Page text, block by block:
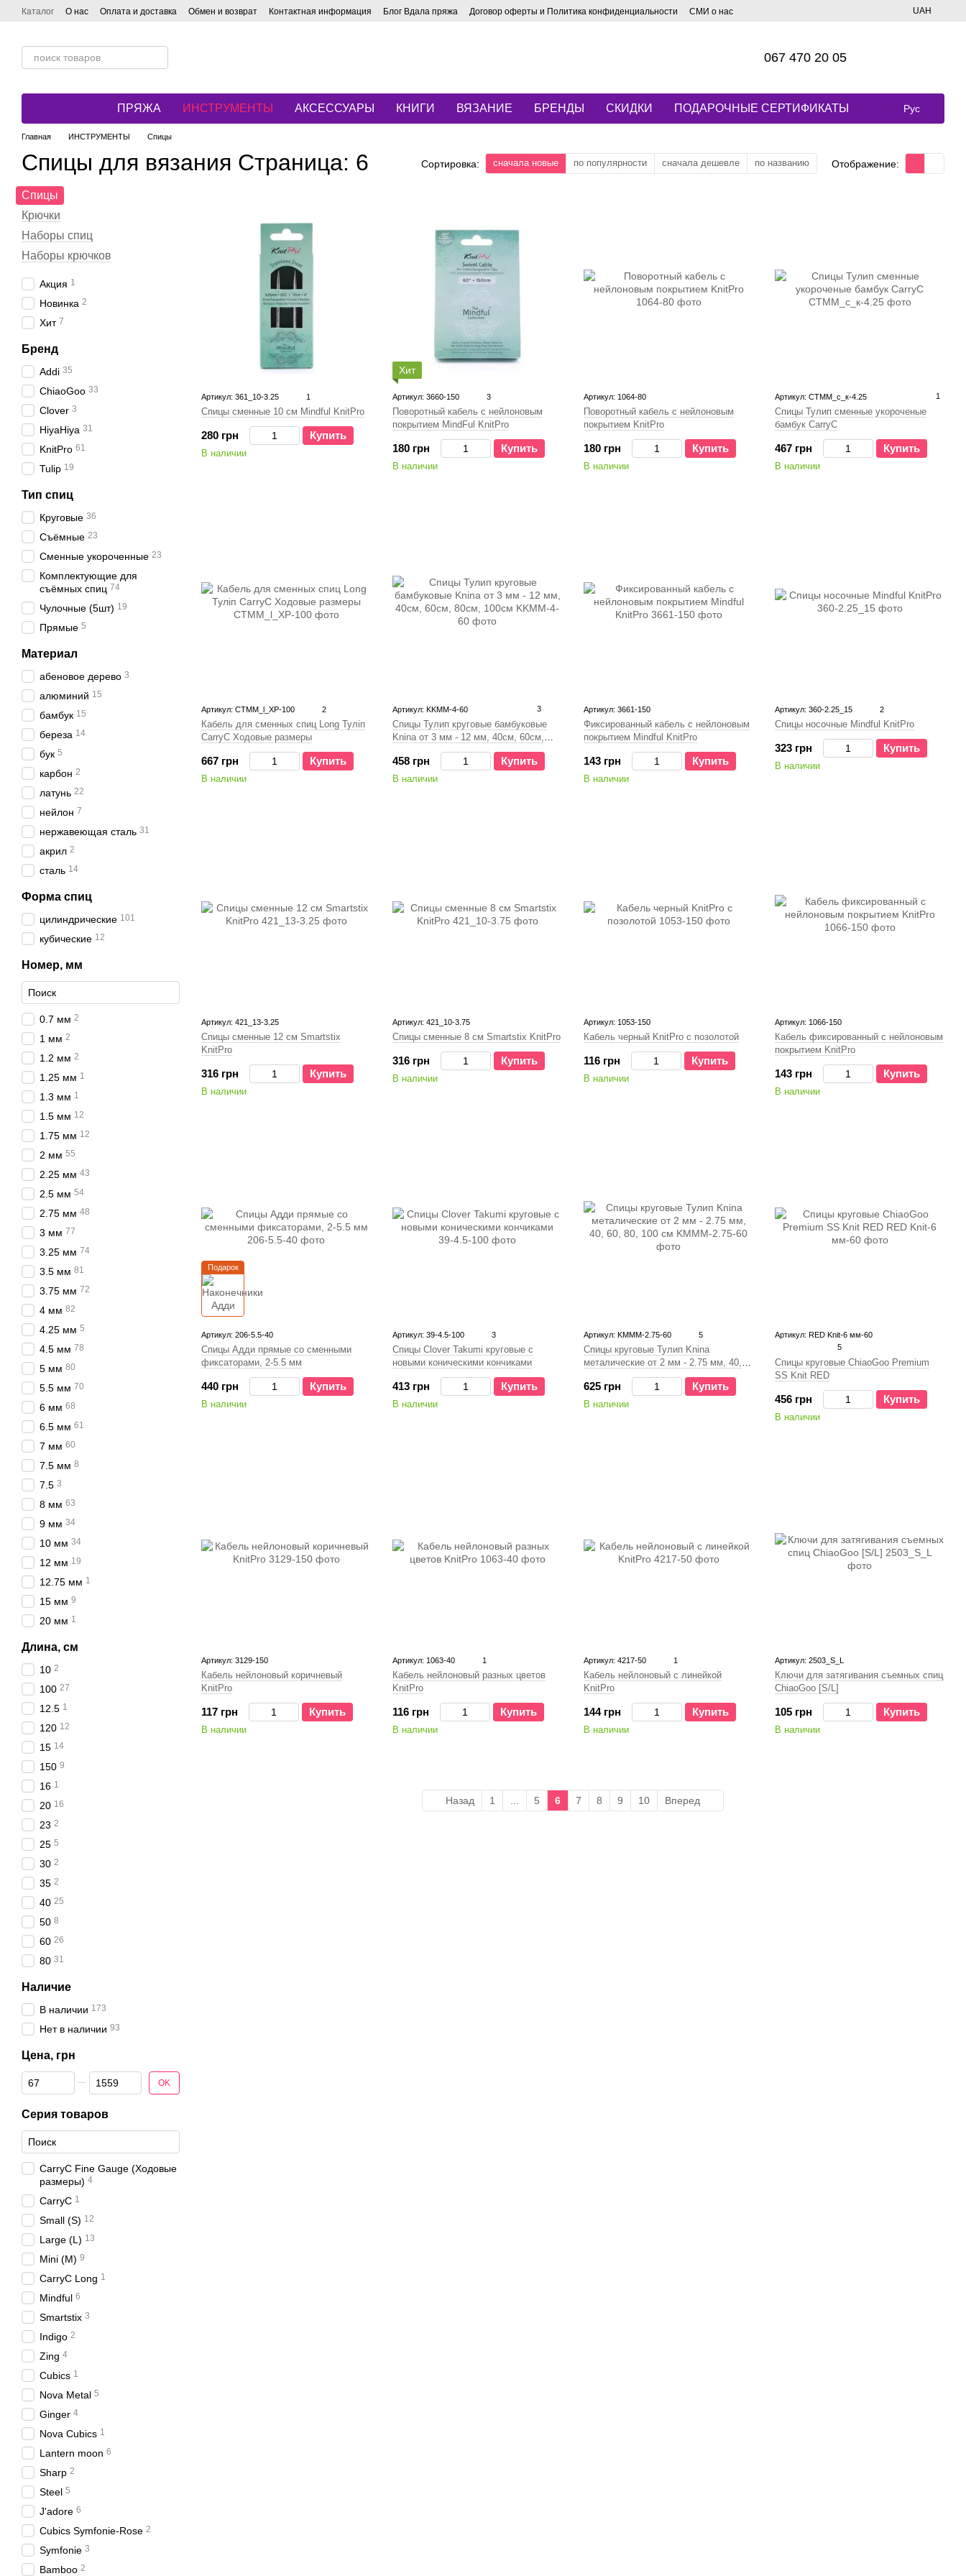
Перейти к основному контенту
Каталог О нас Оплата и доставка Обмен и возврат Контактная информация Блог Вдала пряжа Договор оферты и Политика конфиденциальности СМИ о нас UAH
067 470 20 05
ПРЯЖА ИНСТРУМЕНТЫ АКСЕССУАРЫ КНИГИ ВЯЗАНИЕ БРЕНДЫ СКИДКИ ПОДАРОЧНЫЕ СЕРТИФИКАТЫ Рус
Главная ИНСТРУМЕНТЫ Спицы
Спицы для вязания Страница: 6 Сортировка: сначала новые по популярности сначала дешевле по названию Отображение:
Артикул: 361_10-3.25 1
Спицы сменные 10 см Mindful KnitPro
280 грн Купить
В наличии
Хит
Артикул: 3660-150 3
Поворотный кабель с нейлоновым
покрытием MindFul KnitPro
180 грн Купить
В наличии
Артикул: 1064-80
Поворотный кабель с нейлоновым
покрытием KnitPro
180 грн Купить
В наличии
Артикул: СТММ_с_к-4.25 1
Спицы Тулип сменные укороченые
бамбук CarryC
467 грн Купить
В наличии
Артикул: СТММ_l_ХР-100 2
Кабель для сменных спиц Long Туліп
CarryC Ходовые размеры
667 грн Купить
В наличии
Артикул: KKMM-4-60 3
Спицы Тулип круговые бамбуковые
Knina от 3 мм - 12 мм, 40см, 60см,
80см, 100см
458 грн Купить
В наличии
Артикул: 3661-150
Фиксированный кабель с нейлоновым
покрытием Mindful KnitPro
143 грн Купить
В наличии
Артикул: 360-2.25_15 2
Спицы носочные Mindful KnitPro
323 грн Купить
В наличии
Артикул: 421_13-3.25
Спицы сменные 12 см Smartstix
KnitPro
316 грн Купить
В наличии
Артикул: 421_10-3.75
Спицы сменные 8 см Smartstix KnitPro
316 грн Купить
В наличии
Артикул: 1053-150
Кабель черный KnitPro с позолотой
116 грн Купить
В наличии
Артикул: 1066-150
Кабель фиксированный с нейлоновым
покрытием KnitPro
143 грн Купить
В наличии
Подарок
Артикул: 206-5.5-40
Спицы Адди прямые со сменными
фиксаторами, 2-5.5 мм
440 грн Купить
В наличии
Артикул: 39-4.5-100 3
Спицы Clover Takumi круговые с
новыми коническими кончиками
413 грн Купить
В наличии
Артикул: KMMM-2.75-60 5
Спицы круговые Тулип Knina
металические от 2 мм - 2.75 мм, 40,
60, 80, 100 см
625 грн Купить
В наличии
Артикул: RED Knit-6 мм-60
5
Спицы круговые ChiaoGoo Premium
SS Knit RED
456 грн Купить
В наличии
Артикул: 3129-150
Кабель нейлоновый коричневый
KnitPro
117 грн Купить
В наличии
Артикул: 1063-40 1
Кабель нейлоновый разных цветов
KnitPro
116 грн Купить
В наличии
Артикул: 4217-50 1
Кабель нейлоновый с линейкой
KnitPro
144 грн Купить
В наличии
Артикул: 2503_S_L
Ключи для затягивания съемных спиц
ChiaoGoo [S/L]
105 грн Купить
В наличии
Назад 1 ... 5 6 7 8 9 10 Вперед
Спицы
Крючки
Наборы спиц
Наборы крючков
Акция 1
Новинка 2
Хит 7
Бренд
Addi 35
ChiaoGoo 33
Clover 3
HiyaHiya 31
KnitPro 61
Tulip 19
Тип спиц
Круговые 36
Съёмные 23
Сменные укороченные 23
Комплектующие для
съёмных спиц 74
Чулочные (5шт) 19
Прямые 5
Материал
абеновое дерево 3
алюминий 15
бамбук 15
береза 14
бук 5
карбон 2
латунь 22
нейлон 7
нержавеющая сталь 31
акрил 2
сталь 14
Форма спиц
цилиндрические 101
кубические 12
Номер, мм
0.7 мм 2
1 мм 2
1.2 мм 2
1.25 мм 1
1.3 мм 1
1.5 мм 12
1.75 мм 12
2 мм 55
2.25 мм 43
2.5 мм 54
2.75 мм 48
3 мм 77
3.25 мм 74
3.5 мм 81
3.75 мм 72
4 мм 82
4.25 мм 5
4.5 мм 78
5 мм 80
5.5 мм 70
6 мм 68
6.5 мм 61
7 мм 60
7.5 мм 8
7.5 3
8 мм 63
9 мм 34
10 мм 34
12 мм 19
12.75 мм 1
15 мм 9
20 мм 1
Длина, см
10 2
100 27
12.5 1
120 12
15 14
150 9
16 1
20 16
23 2
25 5
30 2
35 2
40 25
50 8
60 26
80 31
Наличие
В наличии 173
Нет в наличии 93
Цена, грн
От Цена, грн
До Цена, грн OK
Серия товаров
CarryC Fine Gauge (Ходовые
размеры) 4
CarryC 1
Small (S) 12
Large (L) 13
Mini (M) 9
CarryC Long 1
Mindful 6
Smartstix 3
Indigo 2
Zing 4
Cubics 1
Nova Metal 5
Ginger 4
Nova Cubics 1
Lantern moon 6
Sharp 2
Steel 5
J'adore 6
Cubics Symfonie-Rose 2
Symfonie 3
Bamboo 2